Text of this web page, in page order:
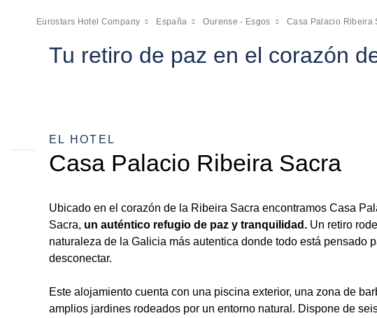
Eurostars Hotel Company España Ourense - Esgos Casa Palacio Ribeira
Tu retiro de paz en el corazón
EL HOTEL
Casa Palacio Ribeira Sacra
Ubicado en el corazón de la Ribeira Sacra encontramos Casa
Sacra, un auténtico refugio de paz y tranquilidad. Un retiro
naturaleza de la Galicia más autentica donde todo está pensado
desconectar.
Este alojamiento cuenta con una piscina exterior, una zona de
amplios jardines rodeados por un entorno natural. Dispone de